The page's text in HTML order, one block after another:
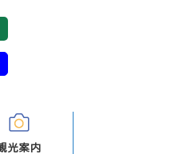
光案内